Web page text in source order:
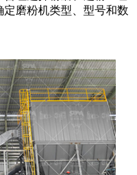
磨粉机类型、型号和数